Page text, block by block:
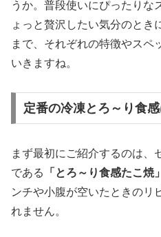
うか。普段使いにぴったりな
ょっと贅沢したい気分のとき
まで、それぞれの特徴やスペ
いきますね。
定番の冷凍とろ～り食
まず最初にご紹介するのは、
である
「とろ～り食感たこ焼」
ンチや小腹が空いたときのリ
れません。